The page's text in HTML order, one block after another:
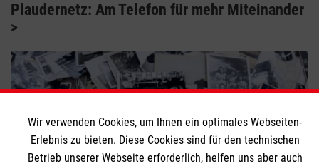
Plaudernetz: Am Telefon für mehr Miteinander
Wir verwenden Cookies, um Ihnen ein optimales Webseiten-
Erlebnis zu bieten. Diese Cookies sind für den technischen
Betrieb unserer Webseite erforderlich, helfen uns aber auch